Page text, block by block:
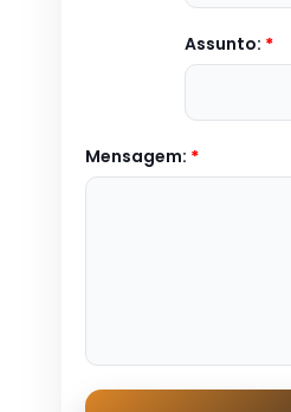
Assunto: *
Mensagem: *